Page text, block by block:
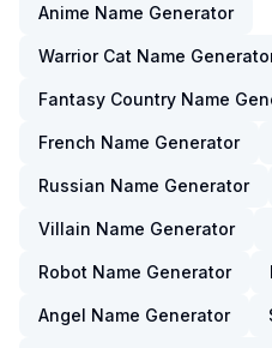
Anime Name Generator
Warrior Cat Name
Fantasy Country Name
French Name Generator
Russian Name Generator
Villain Name Generator
Robot Name Generator
Angel Name Generator